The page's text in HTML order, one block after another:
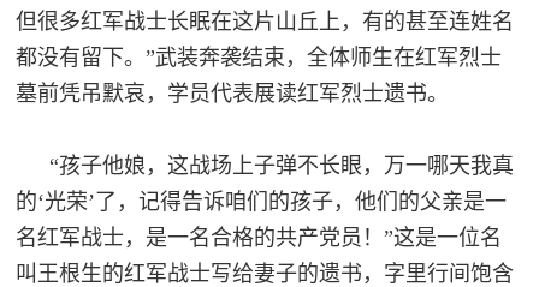
国
防
弟
兵
子
兵
国
防
动
员
但很多红军战士长眠在这片山丘上，有的甚至连姓名
都没有留下。”武装奔袭结束，全体师生在红军烈士
墓前凭吊默哀，学员代表展读红军烈士遗书。
“孩子他娘，这战场上子弹不长眼，万一哪天我真
的‘光荣’了，记得告诉咱们的孩子，他们的父亲是一
名红军战士，是一名合格的共产党员！”这是一位名
叫王根生的红军战士写给妻子的遗书，字里行间饱含